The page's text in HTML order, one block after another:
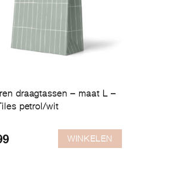
draagtassen – maat L –
petrol/wit
WINKELEN